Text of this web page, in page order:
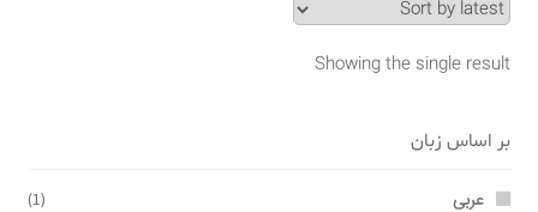
Showing the single result
بر اساس زبان
عربی (1)